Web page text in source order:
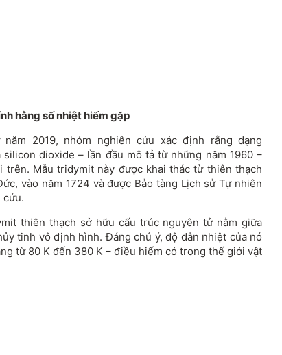
hằng số nhiệt hiếm gặp
2019, nhóm nghiên cứu xác định rằng dạng
silicon dioxide – lần đầu mô tả từ những năm 1960 –
trên. Mẫu tridymit này được khai thác từ thiên thạch
vào năm 1724 và được Bảo tàng Lịch sử Tự nhiên
cứu.
thiên thạch sở hữu cấu trúc nguyên tử nằm giữa
tinh vô định hình. Đáng chú ý, độ dẫn nhiệt của nó
từ 80 K đến 380 K – điều hiếm có trong thế giới vật